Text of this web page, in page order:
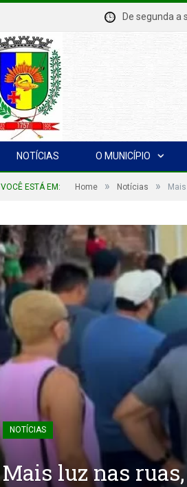
De segunda
NOTÍCIAS O MUNICÍPIO
VOCÊ ESTÁ EM: Home » Notícias »
NOTÍCIAS
Mais luz nas